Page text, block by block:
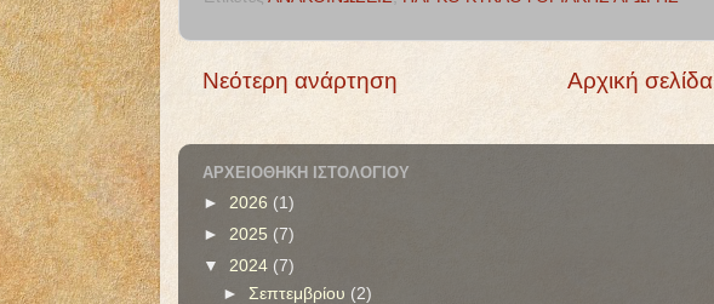
Νεότερη ανάρτηση Αρχική σελίδα
ΑΡΧΕΙΟΘΉΚΗ ΙΣΤΟΛΟΓΊΟΥ
► 2026 (1)
► 2025 (7)
▼ 2024 (7)
► Σεπτεμβρίου (2)